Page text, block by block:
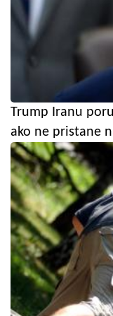
Trump Iranu
ako ne pristane